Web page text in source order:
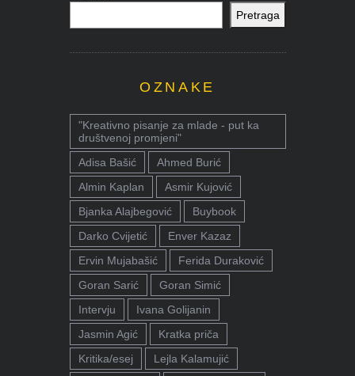
Pretraga
OZNAKE
"Kreativno pisanje za mlade - put ka
društvenoj promjeni"
Adisa Bašić
Ahmed Burić
Almin Kaplan
Asmir Kujović
Bjanka Alajbegović
Buybook
Darko Cvijetić
Enver Kazaz
Ervin Mujabašić
Ferida Duraković
Goran Sarić
Goran Simić
Intervju
Ivana Golijanin
Jasmin Agić
Kratka priča
Kritika/esej
Lejla Kalamujić